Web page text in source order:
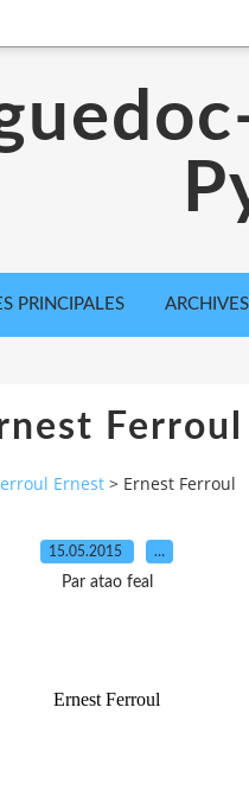
PRINCIPALES ARCHIVES
Ferroul
Ernest > Ernest Ferroul
15.05.2015 …
Par atao feal
Ernest Ferroul